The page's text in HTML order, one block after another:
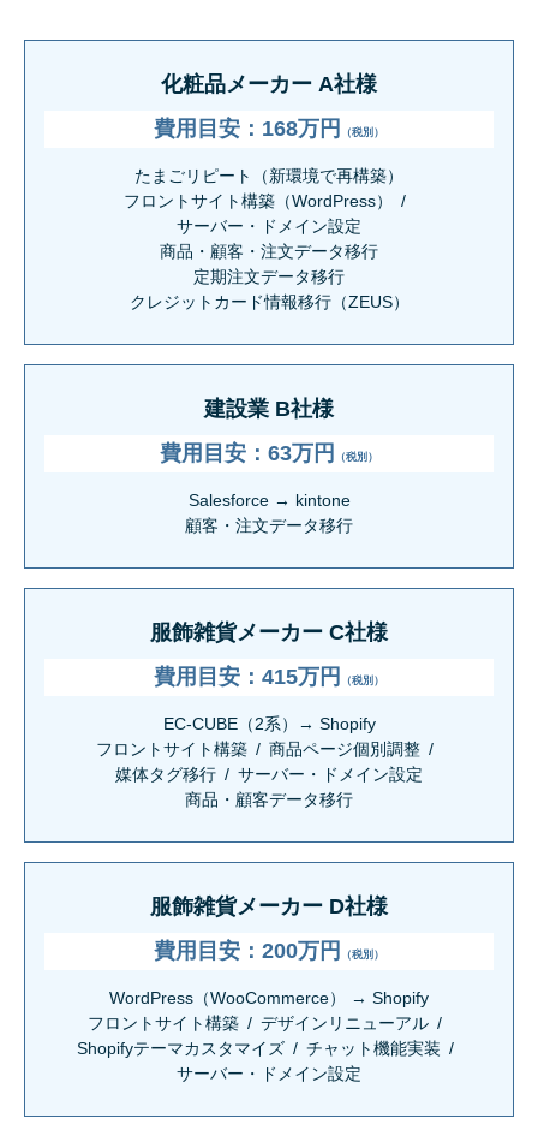
化粧品メーカー A社様
費用目安：168万円
（税別）
たまごリピート（新環境で再構築）
フロントサイト構築（WordPress）
サーバー・ドメイン設定
商品・顧客・注文データ移行
定期注文データ移行
クレジットカード情報移行（ZEUS）
建設業 B社様
費用目安：63万円
（税別）
Salesforce → kintone
顧客・注文データ移行
服飾雑貨メーカー C社様
費用目安：415万円
（税別）
EC-CUBE（2系）→ Shopify
フロントサイト構築
商品ページ個別調整
媒体タグ移行
サーバー・ドメイン設定
商品・顧客データ移行
服飾雑貨メーカー D社様
費用目安：200万円
（税別）
WordPress（WooCommerce） → Shopify
フロントサイト構築
デザインリニューアル
Shopifyテーマカスタマイズ
チャット機能実装
サーバー・ドメイン設定